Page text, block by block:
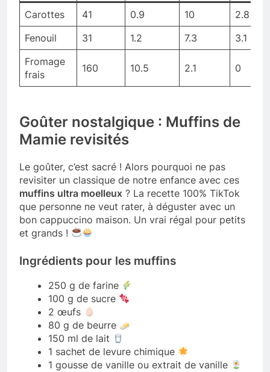
Carottes 41 0.9 10
2.8
Fenouil
31 1.2 7.3
3.1
Fromage
frais
160 10.5 2.1 0
Goûter nostalgique : Muffins de
Mamie revisités
Le goûter, c’est sacré ! Alors pourquoi ne pas
revisiter un classique de notre enfance avec ces
muffins ultra moelleux ? La recette 100% TikTok
que personne ne veut rater, à déguster avec un
bon cappuccino maison. Un vrai régal pour petits
et grands !
Ingrédients pour les muffins
250 g de farine
100 g de sucre
2 œufs
80 g de beurre
150 ml de lait
1 sachet de levure chimique
1 gousse de vanille ou extrait de vanille